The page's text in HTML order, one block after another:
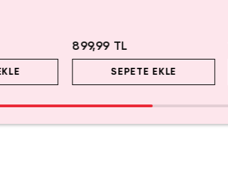
899,99 TL
SEPETE EKLE